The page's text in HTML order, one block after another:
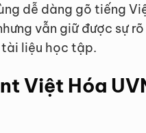
dễ dàng gõ tiếng
vẫn giữ được sự
liệu học tập.
Việt Hóa